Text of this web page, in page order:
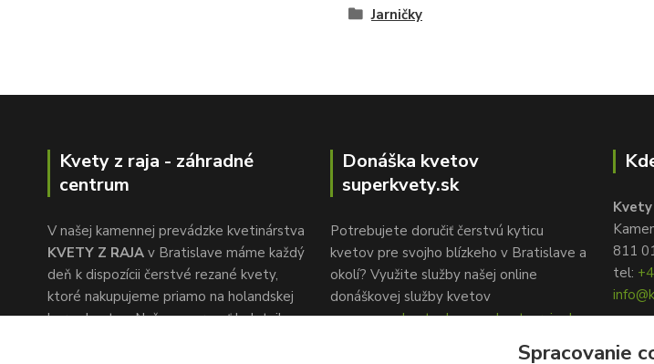
Jarničky
Kvety z raja - záhradné
centrum
V našej kamennej prevádzke kvetinárstva
KVETY Z RAJA v Bratislave máme každý
deň k dispozícii čerstvé rezané kvety,
ktoré nakupujeme priamo na holandskej
burze kvetov. Naša pozornosť k detailu a
Donáška kvetov
superkvety.sk
Potrebujete doručiť čerstvú kyticu
kvetov pre svojho blízkeho v Bratislave a
okolí? Využite služby našej online
donáškovej služby kvetov
www.superkvety.sk, www.kvetyzraja.sk
811
tel:
Spracovanie